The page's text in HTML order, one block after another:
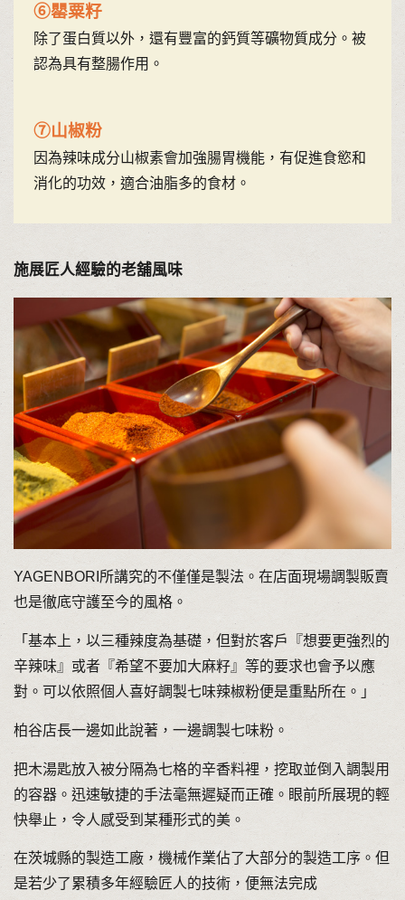
⑥罌粟籽
除了蛋白質以外，還有豐富的鈣質等礦物質成分。被
認為具有整腸作用。
⑦山椒粉
因為辣味成分山椒素會加強腸胃機能，有促進食慾和
消化的功效，適合油脂多的食材。
施展匠人經驗的老舖風味
YAGENBORI所講究的不僅僅是製法。在店面現場調製販賣
也是徹底守護至今的風格。
「基本上，以三種辣度為基礎，但對於客戶『想要更強烈的
辛辣味』或者『希望不要加大麻籽』等的要求也會予以應
對。可以依照個人喜好調製七味辣椒粉便是重點所在。」
柏谷店長一邊如此說著，一邊調製七味粉。
把木湯匙放入被分隔為七格的辛香料裡，挖取並倒入調製用
的容器。迅速敏捷的手法毫無遲疑而正確。眼前所展現的輕
快舉止，令人感受到某種形式的美。
在茨城縣的製造工廠，機械作業佔了大部分的製造工序。但
是若少了累積多年經驗匠人的技術，便無法完成